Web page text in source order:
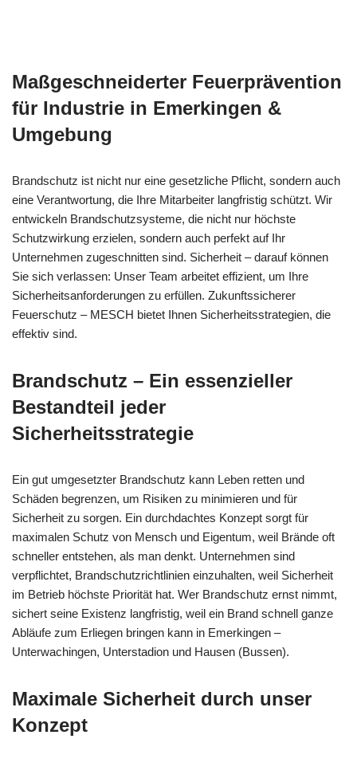
Maßgeschneiderter Feuerprävention
für Industrie in Emerkingen &
Umgebung
Brandschutz ist nicht nur eine gesetzliche Pflicht, sondern auch
eine Verantwortung, die Ihre Mitarbeiter langfristig schützt. Wir
entwickeln Brandschutzsysteme, die nicht nur höchste
Schutzwirkung erzielen, sondern auch perfekt auf Ihr
Unternehmen zugeschnitten sind. Sicherheit – darauf können
Sie sich verlassen: Unser Team arbeitet effizient, um Ihre
Sicherheitsanforderungen zu erfüllen. Zukunftssicherer
Feuerschutz – MESCH bietet Ihnen Sicherheitsstrategien, die
effektiv sind.
Brandschutz – Ein essenzieller
Bestandteil jeder
Sicherheitsstrategie
Ein gut umgesetzter Brandschutz kann Leben retten und
Schäden begrenzen, um Risiken zu minimieren und für
Sicherheit zu sorgen. Ein durchdachtes Konzept sorgt für
maximalen Schutz von Mensch und Eigentum, weil Brände oft
schneller entstehen, als man denkt. Unternehmen sind
verpflichtet, Brandschutzrichtlinien einzuhalten, weil Sicherheit
im Betrieb höchste Priorität hat. Wer Brandschutz ernst nimmt,
sichert seine Existenz langfristig, weil ein Brand schnell ganze
Abläufe zum Erliegen bringen kann in Emerkingen –
Unterwachingen, Unterstadion und Hausen (Bussen).
Maximale Sicherheit durch unser
Konzept